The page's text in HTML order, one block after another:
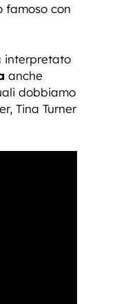
famoso con
interpretato
anche
dobbiamo
Tina Turner